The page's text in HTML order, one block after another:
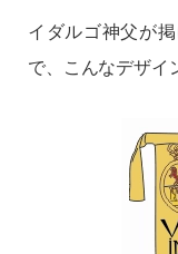
イダルゴ神父が
で、こんなデザイ